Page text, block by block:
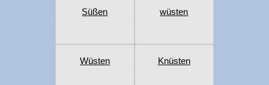
Süßen wüsten
Wüsten Knüsten